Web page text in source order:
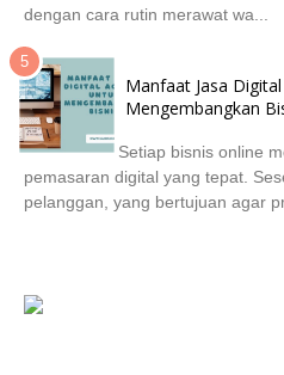
dengan cara rutin merawat wa...
Manfaat Jasa
Mengembangkan
Setiap bisnis online
pemasaran digital yang tepat.
pelanggan, yang bertujuan agar